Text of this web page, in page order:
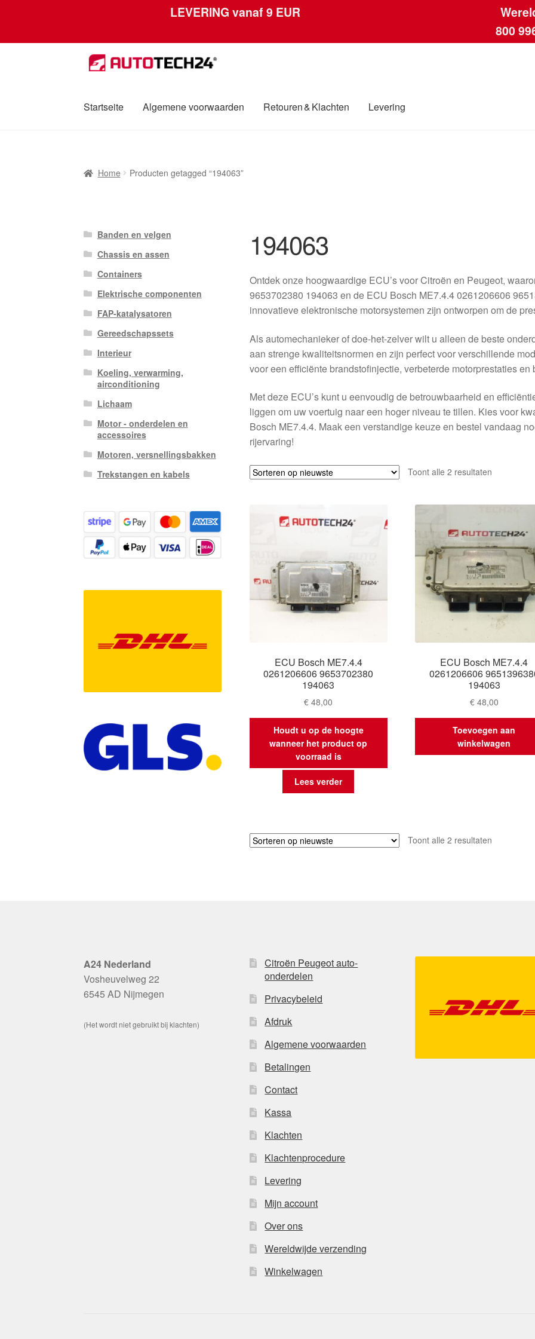
LEVERING vanaf 9 EUR
800
Ga
door
navigatie
Ga
naar
inhoud
Startseite Algemene voorwaarden Retouren & Klachten Levering
Over ons PrivacybeleidWereldwijde verzending
Home Producten getagged “194063”
194063
Ontdek onze hoogwaardige ECU’s voor Citroën en Peugeot,
9653702380 194063 en de ECU Bosch ME7.4.4 0261206606
innovatieve elektronische motorsystemen zijn ontworpen om de
Als automechanieker of doe-het-zelver wilt u alleen de beste
aan strenge kwaliteitsnormen en zijn perfect voor verschillende
voor een efficiënte brandstofinjectie, verbeterde motorprestaties
Met deze ECU’s kunt u eenvoudig de betrouwbaarheid en
liggen om uw voertuig naar een hoger niveau te tillen. Kies voor
Bosch ME7.4.4. Maak een verstandige keuze en bestel vandaag
rijervaring!
Toont alle 2 resultatenGesorteerd
ECU Bosch ME7.4.4
0261206606 9653702380
194063
€ 48,00
Houdt u op de hoogte
wanneer het product op
voorraad is
Lees verder
ECU Bosch ME7.4.4
0261206606
194063
€48,00
Toevoegen aan
winkelwagen
Toont alle 2 resultatenGesorteerd
Banden en velgen
Chassis en assen
Containers
Elektrische componenten
FAP-katalysatoren
Gereedschapssets
Interieur
Koeling, verwarming,
airconditioning
Lichaam
Motor - onderdelen en
accessoires
Motoren, versnellingsbakken
Trekstangen en kabels
A24 Nederland
Vosheuvelweg 22
6545 AD Nijmegen
(Het wordt niet gebruikt bij klachten)
Citroën Peugeot auto-
onderdelen
Privacybeleid
Afdruk
Algemene voorwaarden
Betalingen
Contact
Kassa
Klachten
Klachtenprocedure
Levering
Mijn account
Over ons
Wereldwijde verzending
Winkelwagen